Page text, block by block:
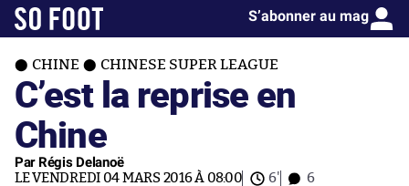
S’abonner au mag
CHINE CHINESE SUPER LEAGUE
C’est la reprise en
Chine
Par Régis Delanoë
LE VENDREDI 04 MARS 2016 À 08:00 6' 6